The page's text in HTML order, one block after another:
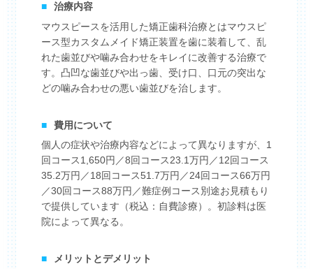
■
治療内容
マウスピースを活用した矯正歯科治療とはマウスピ
ース型カスタムメイド矯正装置を歯に装着して、乱
れた歯並びや噛み合わせをキレイに改善する治療で
す。凸凹な歯並びや出っ歯、受け口、口元の突出な
どの噛み合わせの悪い歯並びを治します。
■
費用について
個人の症状や治療内容などによって異なりますが、1
回コース1,650円／8回コース23.1万円／12回コース
35.2万円／18回コース51.7万円／24回コース66万円
／30回コース88万円／難症例コース別途お見積もり
で提供しています（税込：自費診療）。初診料は医
院によって異なる。
■
メリットとデメリット